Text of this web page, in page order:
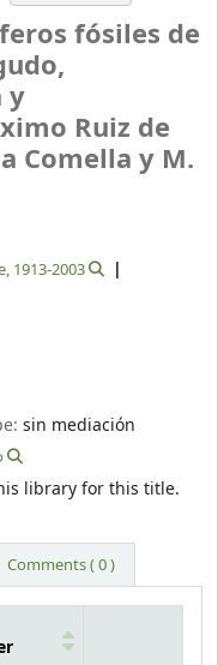
fósiles de
y
Ruiz de
Comella y M.
, 1913-2003
sin mediación
library for this title.
Comments ( 0 )